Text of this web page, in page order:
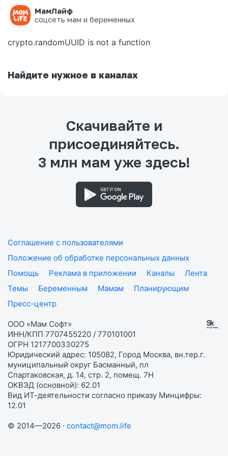
МамЛайф
соцсеть мам и беременных
Ошибка на странице
crypto.randomUUID is not a function
Найдите нужное в каналах
Скачивайте и
присоединяйтесь.
3 млн мам уже здесь!
Соглашение с пользователями
Положение об обработке персональных данных
Помощь
Реклама в приложении Каналы
Лента
Темы
Беременным Мамам
Планирующим
Пресс-центр
ООО «Мам Софт»
ИНН/КПП 7707455220 / 770101001
ОГРН 1217700330275
Юридический адрес: 105082, Город Москва, вн.тер.г.
муниципальный округ Басманный, пл
Спартаковская, д. 14, стр. 2, помещ. 7Н
ОКВЭД (основной): 62.01
Вид ИТ-деятельности согласно приказу Минцифры:
12.01
© 2014—2026 · contact@mom.life